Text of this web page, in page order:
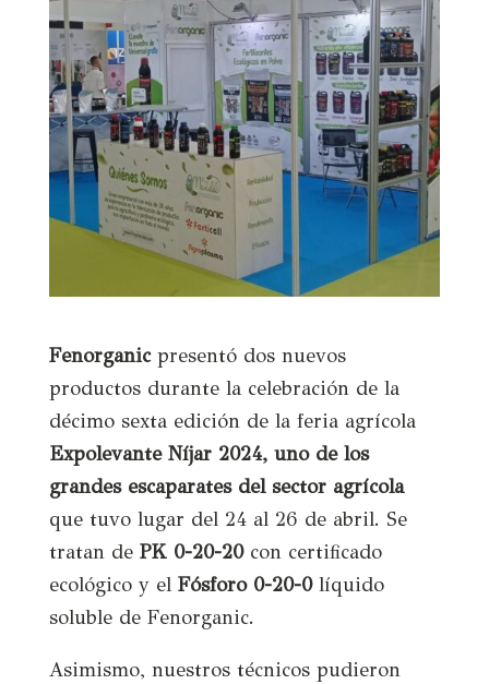
Fenorganicpresentó dos nuevos
productos durante la celebración de la
décimo sexta edición de la feria agrícola
Expolevante Níjar 2024, uno de los
grandes escaparates del sector agrícola
que tuvo lugar del 24 al 26 de abril. Se
tratan dePK 0-20-20con certificado
ecológico y el Fósforo 0-20-0líquido
soluble de Fenorganic.
Asimismo, nuestros técnicos pudieron